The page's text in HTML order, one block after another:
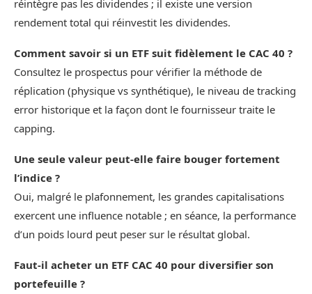
réintègre pas les dividendes ; il existe une version
rendement total qui réinvestit les dividendes.
Comment savoir si un ETF suit fidèlement le CAC 40 ?
Consultez le prospectus pour vérifier la méthode de
réplication (physique vs synthétique), le niveau de tracking
error historique et la façon dont le fournisseur traite le
capping.
Une seule valeur peut‑elle faire bouger fortement
l’indice ?
Oui, malgré le plafonnement, les grandes capitalisations
exercent une influence notable ; en séance, la performance
d’un poids lourd peut peser sur le résultat global.
Faut‑il acheter un ETF CAC 40 pour diversifier son
portefeuille ?